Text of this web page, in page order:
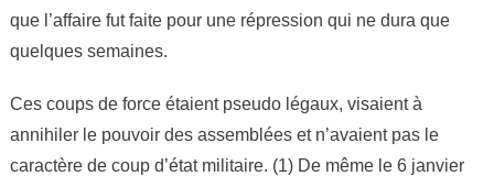
que l’affaire fut faite pour une répression qui ne dura que
quelques semaines.
Ces coups de force étaient pseudo légaux, visaient à
annihiler le pouvoir des assemblées et n’avaient pas le
caractère de coup d’état militaire. (1) De même le 6 janvier